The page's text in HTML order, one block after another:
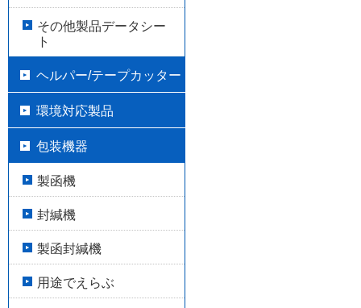
その他製品データシー
ト
ヘルパー/テープカッター
環境対応製品
包装機器
製函機
封緘機
製函封緘機
用途でえらぶ